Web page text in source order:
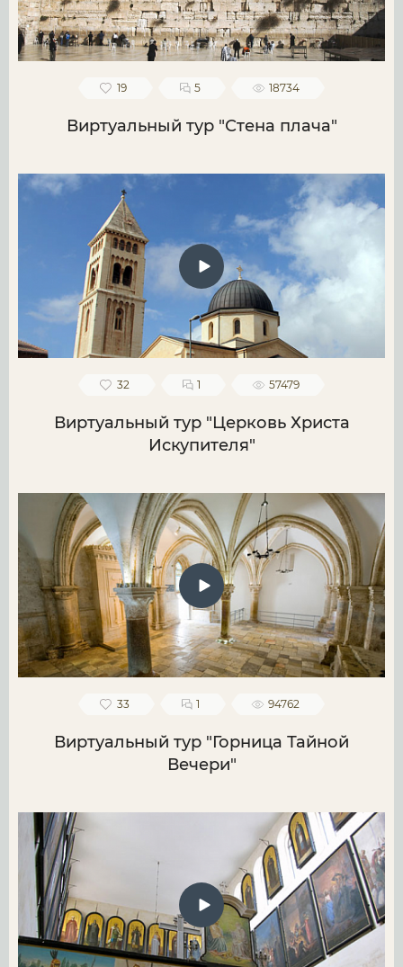
19 5 18734
Виртуальный тур "Стена плача"
32 1 57479
Виртуальный тур "Церковь Христа
Искупителя"
33 1 94762
Виртуальный тур "Горница Тайной
Вечери"